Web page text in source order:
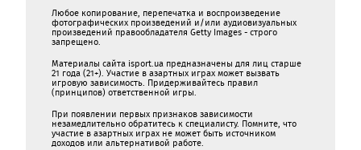
Любое копирование, перепечатка и воспроизведение
фотографических произведений и/или аудиовизуальных
произведений правообладателя Getty Images - строго
запрещено.
Материалы сайта isport.ua предназначены для лиц старше
21 года (21+). Участие в азартных играх может вызвать
игровую зависимость. Придерживайтесь правил
(принципов) ответственной игры.
При появлении первых признаков зависимости
незамедлительно обратитесь к специалисту. Помните, что
участие в азартных играх не может быть источником
доходов или альтернативой работе.